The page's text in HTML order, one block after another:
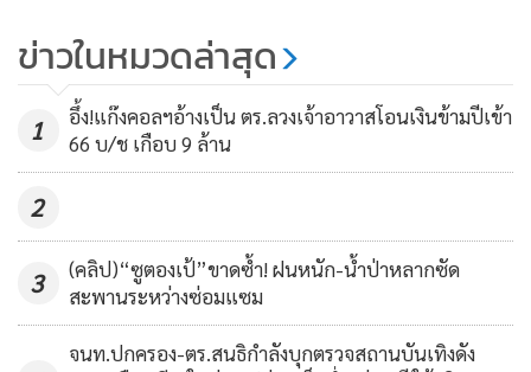
3,057
พิจิตรติดต่อขอสึกจริงแต่ยังไร้เงา
ล่าสุดเจ้าตัวยังไม่สึก-ยันบริสุทธิ์
ข่าวในหมวดล่าสุด
1
อึ้ง!แก๊งคอลฯอ้างเป็น ตร.ลวงเจ้าอาวาสโอนเงินข้ามปีเข้า
66 บ/ช เกือบ 9 ล้าน
2
3
(คลิป)“ซูตองเป้”ขาดซ้ำ! ฝนหนัก-น้ำป่าหลากซัด
สะพานระหว่างซ่อมแซม
จนท.ปกครอง-ตร.สนธิกำลังบุกตรวจสถานบันเทิงดัง